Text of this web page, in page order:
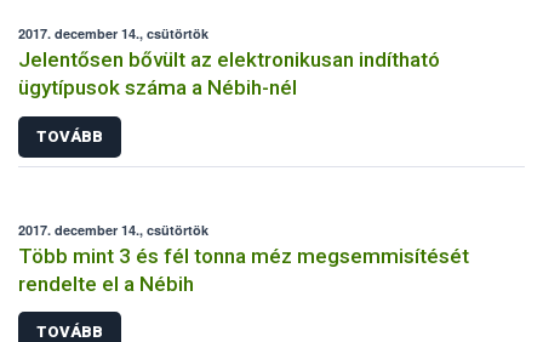
2017. december 14., csütörtök
Jelentősen bővült az elektronikusan indítható
ügytípusok száma a Nébih-nél
TOVÁBB
2017. december 14., csütörtök
Több mint 3 és fél tonna méz megsemmisítését
rendelte el a Nébih
TOVÁBB